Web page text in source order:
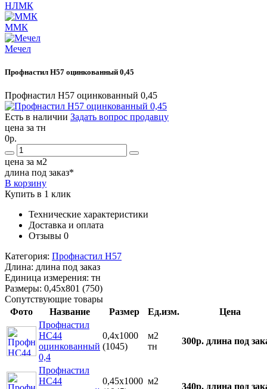
НЛМК
ММК
Мечел
Профнастил Н57 оцинкованный 0,45
Профнастил Н57 оцинкованный 0,45
Есть в наличии Задать вопрос продавцу
цена за тн
0р.
цена за м2
длина под заказ*
В корзину
Купить в 1 клик
Технические характеристики
Доставка и оплата
Отзывы 0
Категория: Профнастил Н57
Длина: длина под заказ
Единица измерения: тн
Размеры: 0,45х801 (750)
Сопутствующие товары
Фото
Название Размер Ед.изм.
Цена
Профнастил
НС44
оцинкованный
0,4
0,4х1000
(1045)
м2
тн
300р. длина под
Профнастил
НС44
0,45х1000 м2
340р. длина под